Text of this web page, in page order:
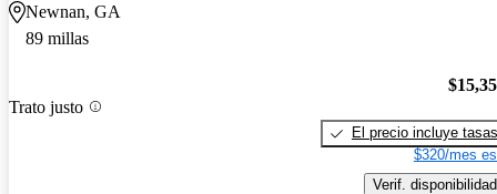
Newnan, GA
89 millas
Trato justo
El precio incluye tasas
$320/mes
Verif. disponibilidad